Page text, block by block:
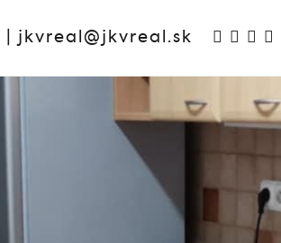
jkvreal@jkvreal.sk